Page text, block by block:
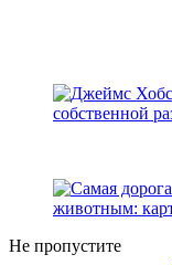
Не пропустите